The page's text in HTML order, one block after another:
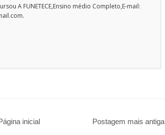
A FUNETECE,Ensino médio Completo,E-mail:
Postagem mais antiga
inicial